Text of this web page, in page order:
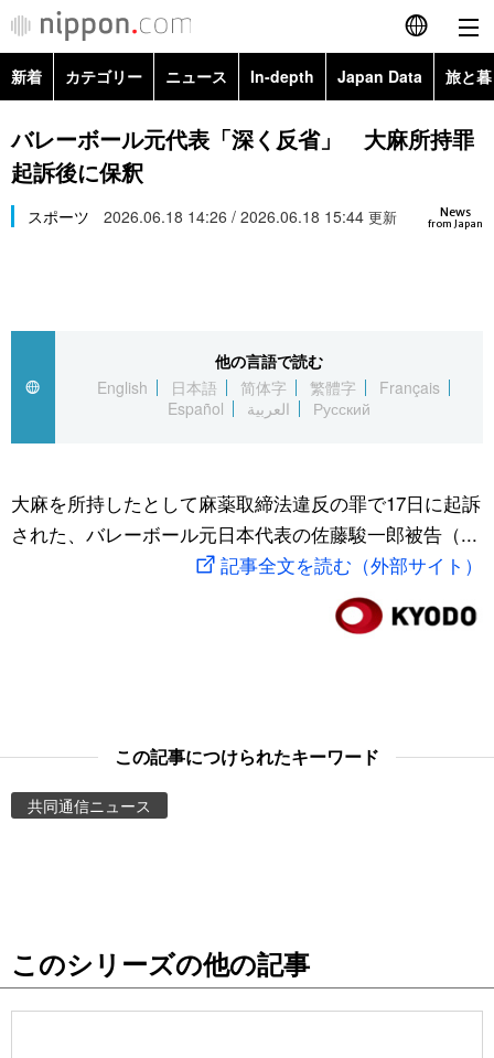
English
简体字
Русский
カテゴリー
経済・ビジネス
国際
文化
トップ
アーカイブ
In-depth
Japan Data
動画/Live
お知らせ
新着 カテゴリー ニュース In-depth Japan Data 旅と
政治・外交
経済・ビジネス
スポーツ・東京2020
Topics
バレーボール元代表「深く反省」 大麻所持罪
起訴後に保釈
News
from Japan
スポーツ 2026.06.18 14:26 / 2026.06.18 15:44 更新
他の言語で読む
English
日本語 简体字 繁體字
Français
Español
العربية Русский
大麻を所持したとして麻薬取締法違反の罪で17日に起訴
された、バレーボール元日本代表の佐藤駿一郎被告（...
記事全文を読む（外部サイト）
この記事につけられたキーワード
共同通信ニュース
このシリーズの他の記事